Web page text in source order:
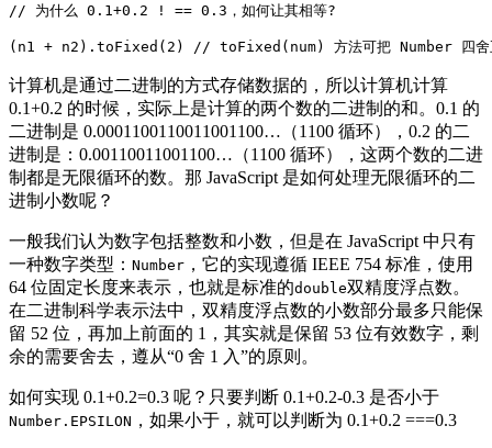
// 为什么 0.1+0.2 ! == 0.3，如何让其相等?
计算机是通过二进制的方式存储数据的，所以计算机计算
0.1+0.2 的时候，实际上是计算的两个数的二进制的和。0.1 的
二进制是 0.0001100110011001100…（1100 循环），0.2 的二
进制是：0.00110011001100…（1100 循环），这两个数的二进
制都是无限循环的数。那 JavaScript 是如何处理无限循环的二
进制小数呢？
一般我们认为数字包括整数和小数，但是在 JavaScript 中只有
一种数字类型： Number ，它的实现遵循 IEEE 754 标准，使用
64 位固定长度来表示，也就是标准的double双精度浮点数。
在二进制科学表示法中，双精度浮点数的小数部分最多只能保
留 52 位，再加上前面的 1，其实就是保留 53 位有效数字，剩
余的需要舍去，遵从“0 舍 1 入”的原则。
如何实现 0.1+0.2=0.3 呢？只要判断 0.1+0.2-0.3 是否小于
Number.EPSILON ，如果小于，就可以判断为 0.1+0.2 ===0.3